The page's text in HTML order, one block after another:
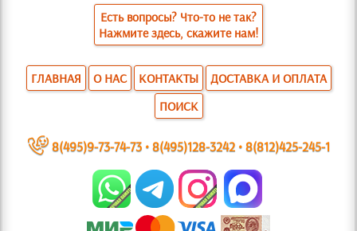
Есть вопросы? Что-то не так?
Нажмите здесь, скажите нам!
ГЛАВНАЯ О НАС КОНТАКТЫ
ДОСТАВКА И ОПЛАТА
ПОИСК
~ 8(495)9-73-74-73•8(495)128-3242•8(812)425-245-1